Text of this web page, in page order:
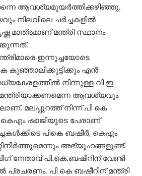
ആവശ്യമുയര്‍ത്തിക്കഴിഞ്ഞു.
നിലവിലെ ചര്‍ച്ചകളില്‍
മാത്രമാണ് മന്ത്രി സ്ഥാനം
ഇന്നുച്ചയോടെ
കുഞ്ഞാലിക്കുട്ടിക്കും എൻ
നിന്നുള്ള വി ഇ
ആവശ്യവും
മലപ്പുറത്ത് നിന്ന് പി കെ
ഷാജിയുടെ പേരാണ്
പികെ ബഷീർ, കെഎം
അഭ്യൂഹങ്ങളുണ്ട്.
നേതാവ് പി.കെ.ബഷീറിന് വേണ്ടി
പി കെ ബഷീറിന് മന്ത്രി